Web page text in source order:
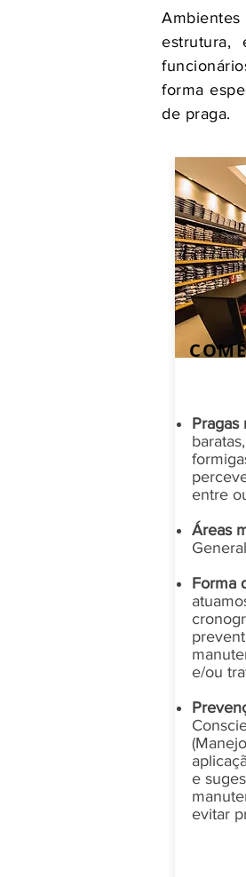
estrutura,
forma
de praga.
Pragas
entre
Áreas
Forma
e/ou
e
evitar